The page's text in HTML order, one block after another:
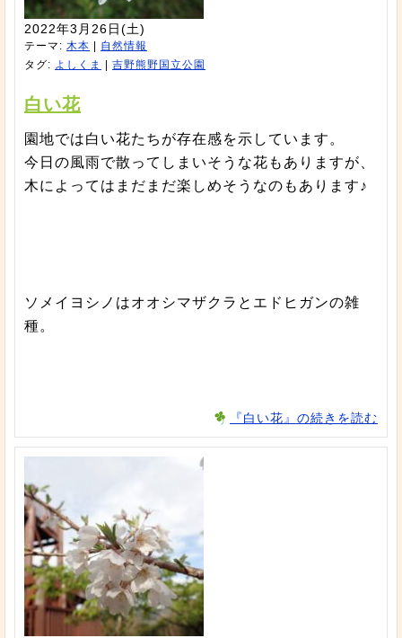
2022年3月26日(土)
テーマ: 木本
自然情報
タグ: よしくま 吉野熊野国立公園
白い花
園地では白い花たちが存在感を示しています。
今日の風雨で散ってしまいそうな花もありますが、
木によってはまだまだ楽しめそうなのもあります♪
ソメイヨシノはオオシマザクラとエドヒガンの雑
種。
『白い花』の続きを読む